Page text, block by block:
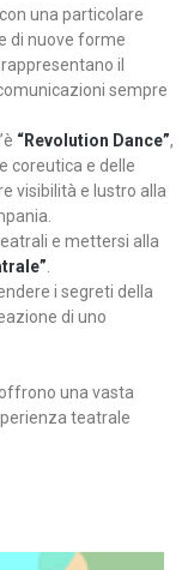
una particolare
di nuove forme
il
sempre
“Revolution Dance”,
coreutica e delle
visibilità e lustro alla
e mettersi alla
i segreti della
di uno
offrono una vasta
teatrale